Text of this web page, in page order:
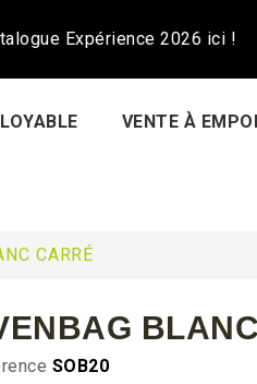
Expérience 2026 ici !
VENTE À
CARRÉ
SOB20